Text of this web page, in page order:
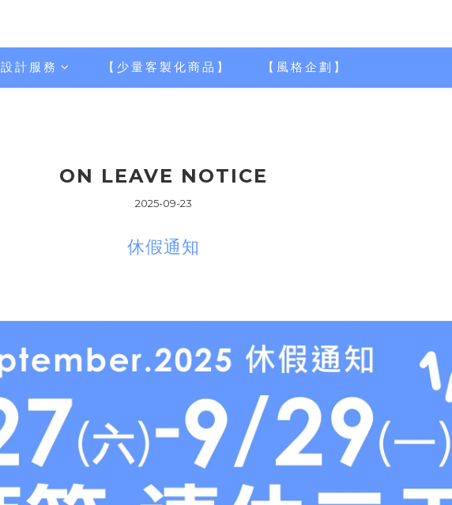
設計服務 【少量客製化商品】 【風格企劃】
ON LEAVE NOTICE
2025-09-23
休假通知